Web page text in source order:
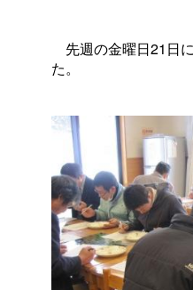
先週の金曜日21日
た。